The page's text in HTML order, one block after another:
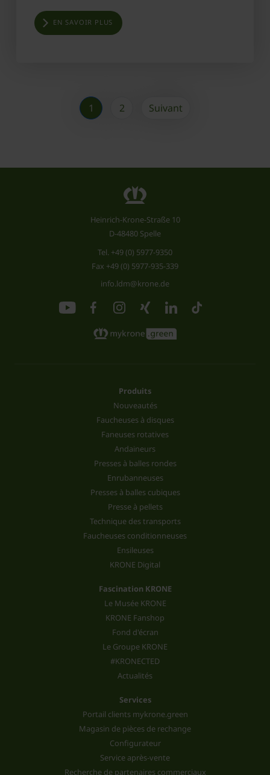
EN SAVOIR PLUS
1 2 Suivant
Heinrich-Krone-Straße 10
D-48480 Spelle
Tel. +49 (0) 5977-9350
Fax +49 (0) 5977-935-339
info.ldm@krone.de
Produits
Nouveautés
Faucheuses à disques
Faneuses rotatives
Andaineurs
Presses à balles rondes
Enrubanneuses
Presses à balles cubiques
Presse à pellets
Technique des transports
Faucheuses conditionneuses
Ensileuses
KRONE Digital
Fascination KRONE
Le Musée KRONE
KRONE Fanshop
Fond d'écran
Le Groupe KRONE
#KRONECTED
Actualités
Services
Portail clients mykrone.green
Magasin de pièces de rechange
Configurateur
Service après-vente
Recherche de partenaires commerciaux